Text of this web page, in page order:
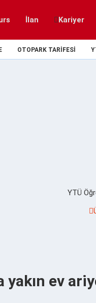
İlan Kariyer
OTOPARK TARIFESI
YTÜ
yakın ev